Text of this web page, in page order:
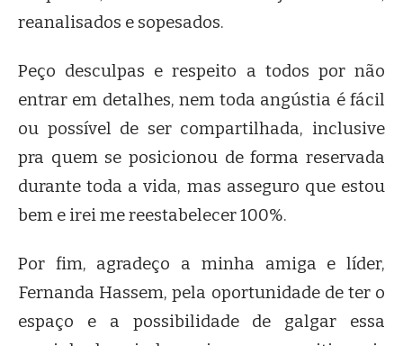
reanalisados e sopesados.
Peço desculpas e respeito a todos por não
entrar em detalhes, nem toda angústia é fácil
ou possível de ser compartilhada, inclusive
pra quem se posicionou de forma reservada
durante toda a vida, mas asseguro que estou
bem e irei me reestabelecer 100%.
Por fim, agradeço a minha amiga e líder,
Fernanda Hassem, pela oportunidade de ter o
espaço e a possibilidade de galgar essa